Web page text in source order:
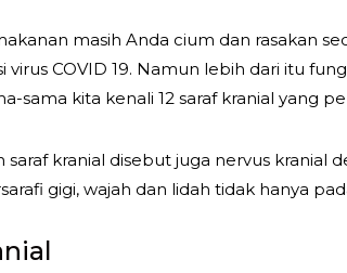
masih Anda cium dan rasakan
COVID 19. Namun lebih dari itu
sama kita kenali 12 saraf kranial yang
kranial disebut juga nervus kranial
gigi, wajah dan lidah tidak hanya